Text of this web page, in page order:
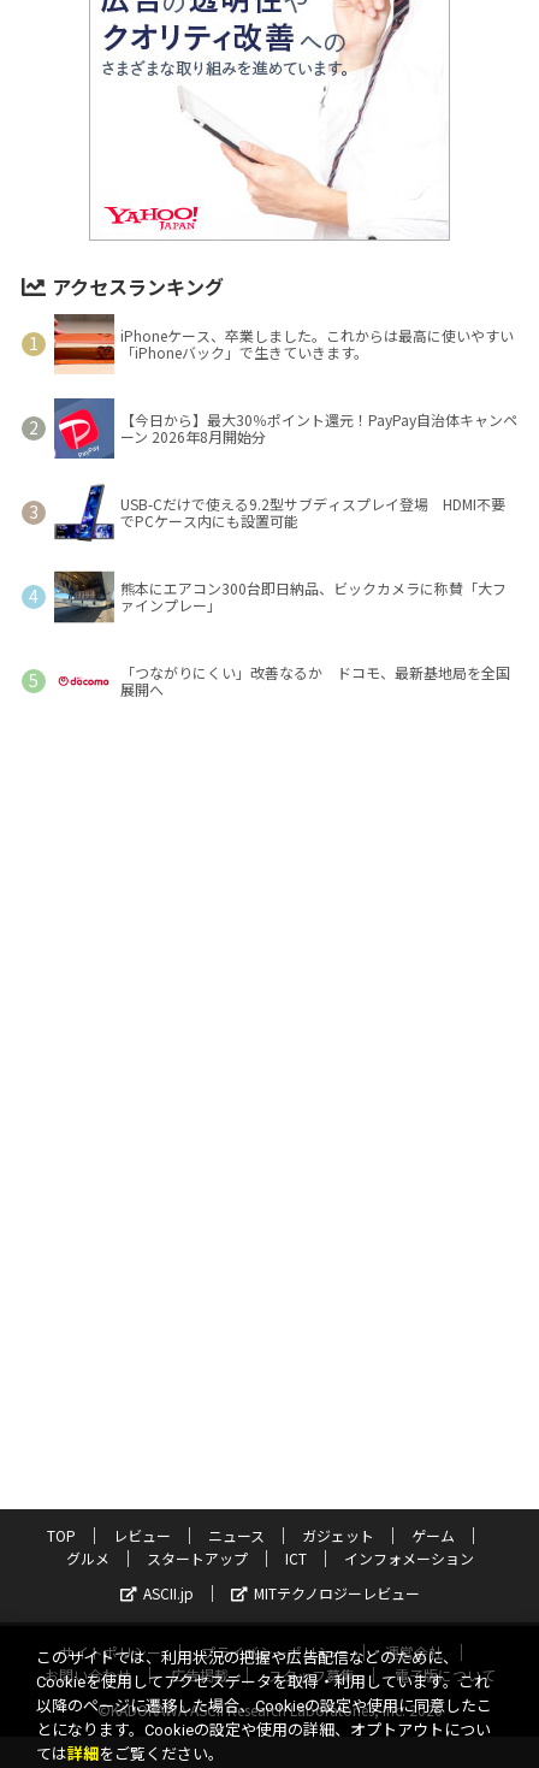
アクセスランキング
iPhoneケース、卒業しました。これからは最高に使いやすい
「iPhoneバック」で生きていきます。
【今日から】最大30％ポイント還元！PayPay自治体キャンペ
ーン 2026年8月開始分
USB-Cだけで使える9.2型サブディスプレイ登場 HDMI不要
でPCケース内にも設置可能
熊本にエアコン300台即日納品、ビックカメラに称賛「大フ
ァインプレー」
「つながりにくい」改善なるか ドコモ、最新基地局を全国
展開へ
TOP レビュー ニュース ガジェット
ゲーム
グルメ
スタートアップ ICT
インフォメーション
ASCII.jp
MITテクノロジーレビュー
サイトポリシー プライバシーポリシー
運営会社
お問い合わせ
広告掲載 スタッフ募集
電子版について
©KADOKAWA ASCII Research Laboratories, Inc. 2026
このサイトでは、利用状況の把握や広告配信などのために、
Cookieを使用してアクセスデータを取得・利用しています。これ
以降のページに遷移した場合、Cookieの設定や使用に同意したこ
とになります。Cookieの設定や使用の詳細、オプトアウトについ
ては詳細 をご覧ください。